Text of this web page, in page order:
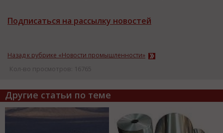
Подписаться на рассылку новостей
Назад к рубрике «Новости промышленности»
Кол-во просмотров: 16765
Другие статьи по теме